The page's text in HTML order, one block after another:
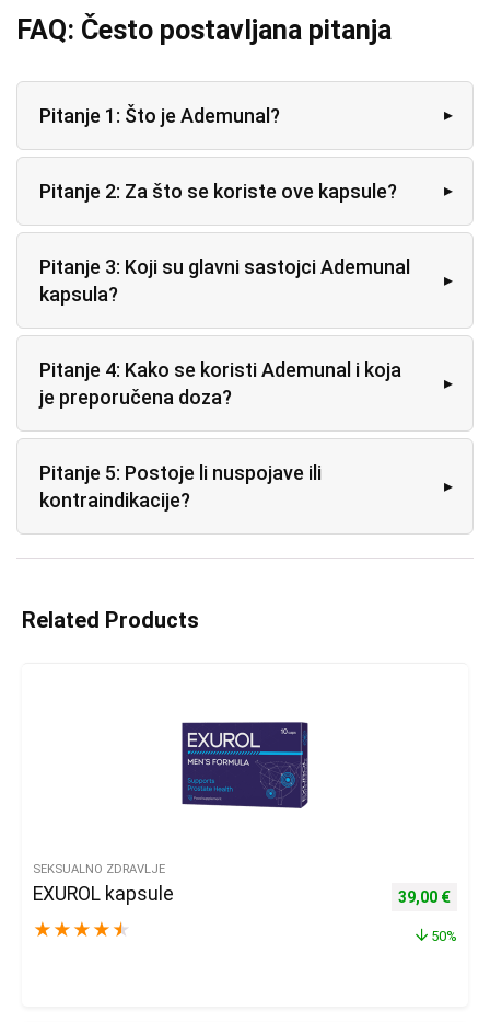
FAQ: Često postavljana pitanja
Pitanje 1: Što je Ademunal?
Pitanje 2: Za što se koriste ove kapsule?
Pitanje 3: Koji su glavni sastojci Ademunal
kapsula?
Pitanje 4: Kako se koristi Ademunal i koja
je preporučena doza?
Pitanje 5: Postoje li nuspojave ili
kontraindikacije?
Related Products
SEKSUALNO ZDRAVLJE
EXUROL kapsule
★ ★ ★ ★ ★
Izvorna
39,00 €
50%